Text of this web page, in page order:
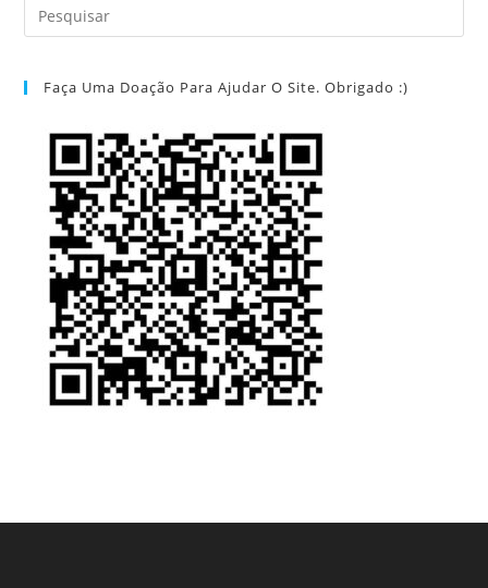
Faça Uma Doação Para Ajudar O Site. Obrigado :)